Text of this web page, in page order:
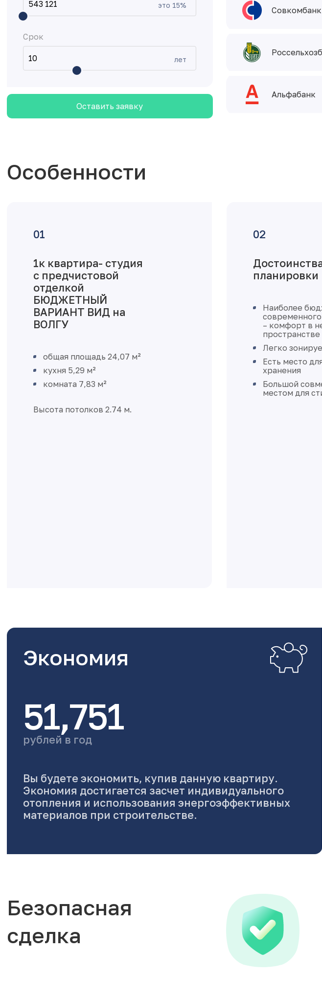
это 15%
Срок
лет
Оставить заявку
Совкомбанк
Альфабанк
Особенности
1к квартира- студия
с предчистовой
отделкой
БЮДЖЕТНЫЙ
ВАРИАНТ ВИД на
ВОЛГУ
общая площадь 24,07 м²
кухня 5,29 м²
комната 7,83 м²
Высота потолков 2.74 м.
планировки
Наиболее
– комфорт в
пространстве
Легко
Есть место
хранения
Большой
местом для
Экономия
51,751
рублей в год
Вы будете экономить, купив данную квартиру.
Экономия достигается засчет индивидуального
отопления и использования энергоэффективных
материалов при строительстве.
Безопасная
сделка